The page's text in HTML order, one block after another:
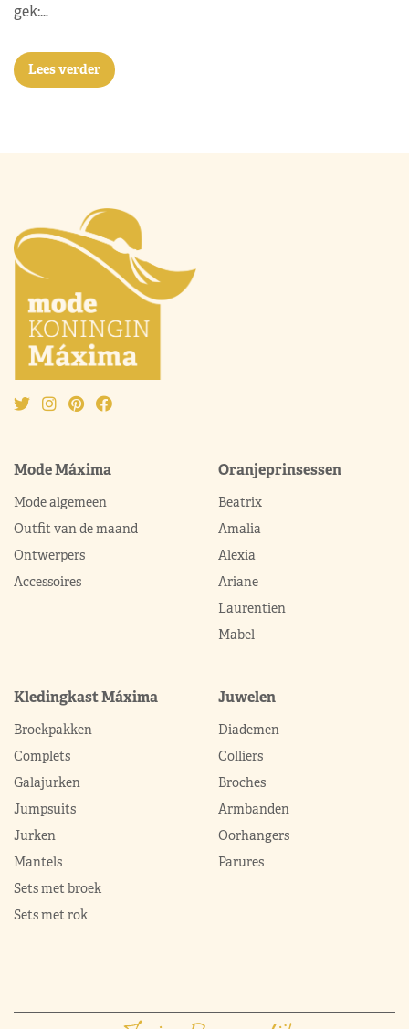
gek:…
Lees verder
Mode Máxima
Mode algemeen
Outfit van de maand
Ontwerpers
Accessoires
Oranjeprinsessen
Beatrix
Amalia
Alexia
Ariane
Laurentien
Mabel
Kledingkast Máxima
Broekpakken
Complets
Galajurken
Jumpsuits
Jurken
Mantels
Sets met broek
Sets met rok
Juwelen
Diademen
Colliers
Broches
Armbanden
Oorhangers
Parures